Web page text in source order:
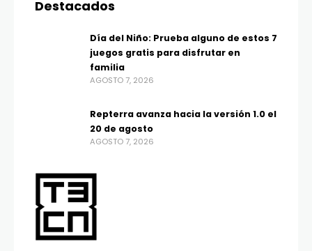
Destacados
Día del Niño: Prueba alguno de estos 7
juegos gratis para disfrutar en
familia
AGOSTO 7, 2026
Repterra avanza hacia la versión 1.0 el
20 de agosto
AGOSTO 7, 2026